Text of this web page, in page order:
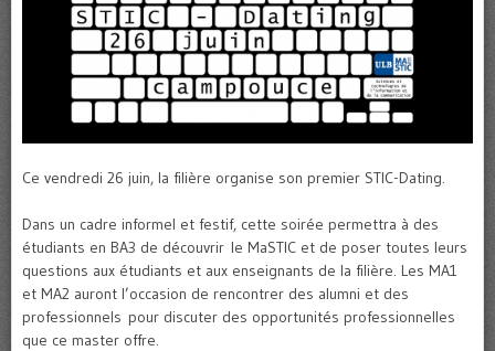
Ce vendredi 26 juin, la filière organise son premier STIC-Dating.
Dans un cadre informel et festif, cette soirée permettra à des
étudiants en BA3 de découvrir le MaSTIC et de poser toutes leurs
questions aux étudiants et aux enseignants de la filière. Les MA1
et MA2 auront l’occasion de rencontrer des alumni et des
professionnels pour discuter des opportunités professionnelles
que ce master offre.